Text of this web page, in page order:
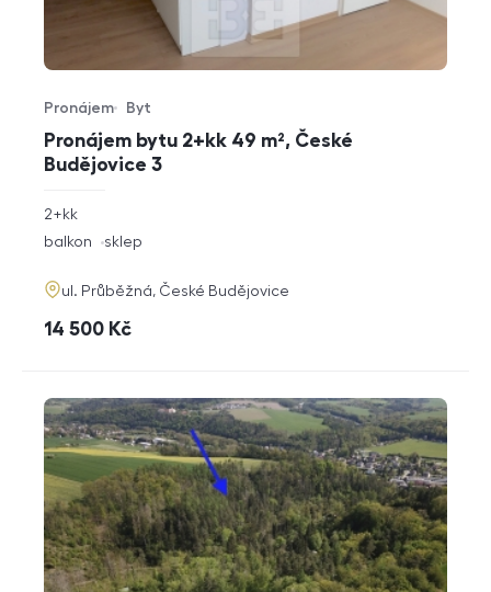
Pronájem bytu 2+kk 49 m², České
Budějovice 3
Typ nabídky
Pronájem
Typ nemovitosti
Byt
rozměry
dispozice
2+kk
funkce
balkon sklep
adresa
ul. Průběžná, České Budějovice
cena
14 500 Kč